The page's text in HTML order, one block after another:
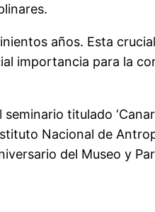
años. Esta
importancia para la
titulado
Nacional de
del Museo y